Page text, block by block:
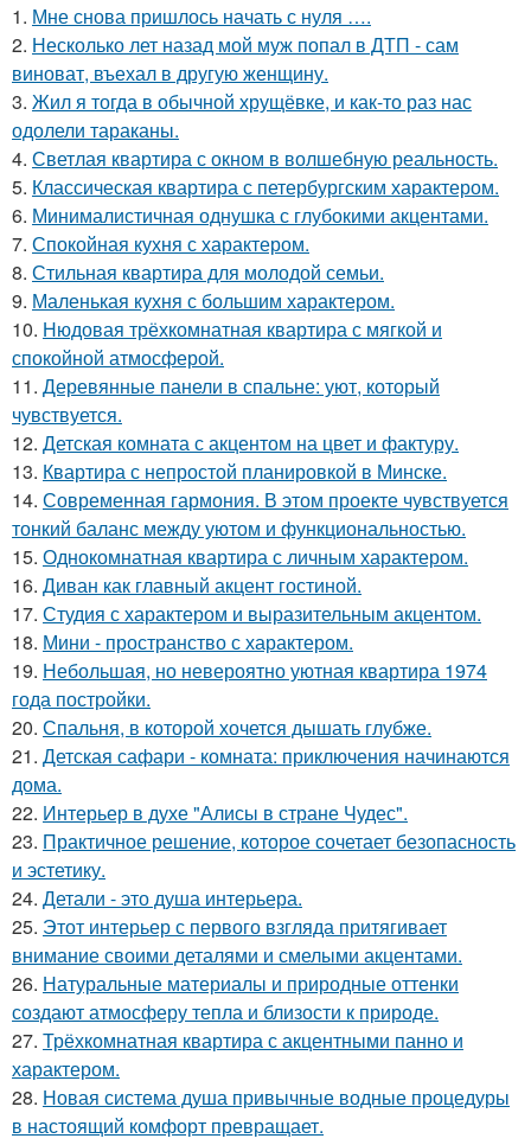
1. Мне снова пришлось начать с нуля ….
2. Несколько лет назад мой муж попал в ДТП - сам
виноват, въехал в другую женщину.
3. Жил я тогда в обычной хрущёвке, и как-то раз нас
одолели тараканы.
4. Светлая квартира с окном в волшебную реальность.
5. Классическая квартира с петербургским характером.
6. Минималистичная однушка с глубокими акцентами.
7. Спокойная кухня с характером.
8. Стильная квартира для молодой семьи.
9. Маленькая кухня с большим характером.
10. Нюдовая трёхкомнатная квартира с мягкой и
спокойной атмосферой.
11. Деревянные панели в спальне: уют, который
чувствуется.
12. Детская комната с акцентом на цвет и фактуру.
13. Квартира с непростой планировкой в Минске.
14. Современная гармония. В этом проекте чувствуется
тонкий баланс между уютом и функциональностью.
15. Однокомнатная квартира с личным характером.
16. Диван как главный акцент гостиной.
17. Студия с характером и выразительным акцентом.
18. Мини - пространство с характером.
19. Небольшая, но невероятно уютная квартира 1974
года постройки.
20. Спальня, в которой хочется дышать глубже.
21. Детская сафари - комната: приключения начинаются
дома.
22. Интерьер в духе "Алисы в стране Чудес".
23. Практичное решение, которое сочетает безопасность
и эстетику.
24. Детали - это душа интерьера.
25. Этот интерьер с первого взгляда притягивает
внимание своими деталями и смелыми акцентами.
26. Натуральные материалы и природные оттенки
создают атмосферу тепла и близости к природе.
27. Трёхкомнатная квартира с акцентными панно и
характером.
28. Новая система душа привычные водные процедуры
в настоящий комфорт превращает.